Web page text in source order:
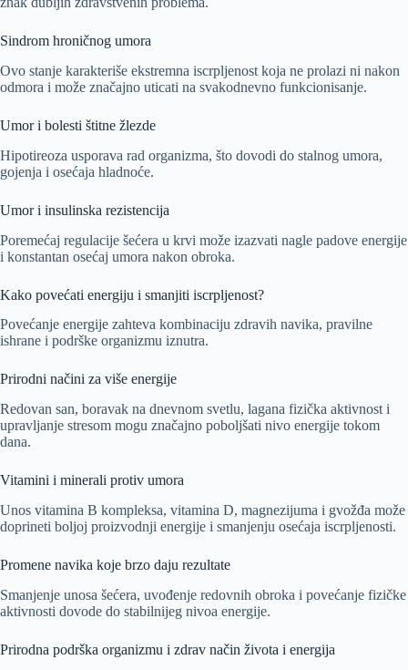
Sindrom hroničnog umora
Ovo stanje karakteriše ekstremna iscrpljenost koja ne prolazi ni nakon
odmora i može značajno uticati na svakodnevno funkcionisanje.
Umor i bolesti štitne žlezde
Hipotireoza usporava rad organizma, što dovodi do stalnog umora,
gojenja i osećaja hladnoće.
Umor i insulinska rezistencija
Poremećaj regulacije šećera u krvi može izazvati nagle padove energije
i konstantan osećaj umora nakon obroka.
Kako povećati energiju i smanjiti iscrpljenost?
Povećanje energije zahteva kombinaciju zdravih navika, pravilne
ishrane i podrške organizmu iznutra.
Prirodni načini za više energije
Redovan san, boravak na dnevnom svetlu, lagana fizička aktivnost i
upravljanje stresom mogu značajno poboljšati nivo energije tokom
dana.
Vitamini i minerali protiv umora
Unos vitamina B kompleksa, vitamina D, magnezijuma i gvožđa može
doprineti boljoj proizvodnji energije i smanjenju osećaja iscrpljenosti.
Promene navika koje brzo daju rezultate
Smanjenje unosa šećera, uvođenje redovnih obroka i povećanje fizičke
aktivnosti dovode do stabilnijeg nivoa energije.
Prirodna podrška organizmu i zdrav način života i energija